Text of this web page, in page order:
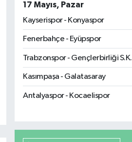
17 Mayıs, Pazar
Kayserispor - Konyaspor
Fenerbahçe - Eyüpspor
Trabzonspor - Gençlerbirliği S.K.
Kasımpaşa - Galatasaray
Antalyaspor - Kocaelispor